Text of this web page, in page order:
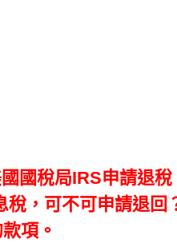
國稅局IRS申請退
，可不可申請退回
項。